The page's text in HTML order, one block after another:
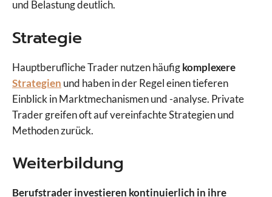
und Belastung deutlich.
Strategie
Hauptberufliche Trader nutzen häufigkomplexere
Strategien und haben in der Regel einen tieferen
Einblick in Marktmechanismen und -analyse. Private
Trader greifen oft auf vereinfachte Strategien und
Methoden zurück.
Weiterbildung
Berufstrader investieren kontinuierlich in ihre